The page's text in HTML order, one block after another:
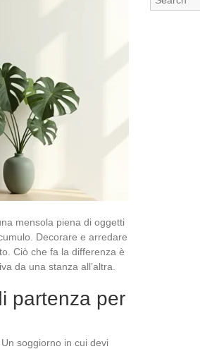
mensola piena di oggetti
Decorare e arredare
Ciò che fa la differenza è
da una stanza all’altra.
partenza per
soggiorno in cui devi